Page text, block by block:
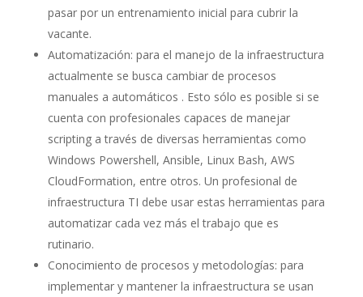
pasar por un entrenamiento inicial para cubrir la
vacante.
Automatización: para el manejo de la infraestructura
actualmente se busca cambiar de procesos
manuales a automáticos . Esto sólo es posible si se
cuenta con profesionales capaces de manejar
scripting a través de diversas herramientas como
Windows Powershell, Ansible, Linux Bash, AWS
CloudFormation, entre otros. Un profesional de
infraestructura TI debe usar estas herramientas para
automatizar cada vez más el trabajo que es
rutinario.
Conocimiento de procesos y metodologías: para
implementar y mantener la infraestructura se usan